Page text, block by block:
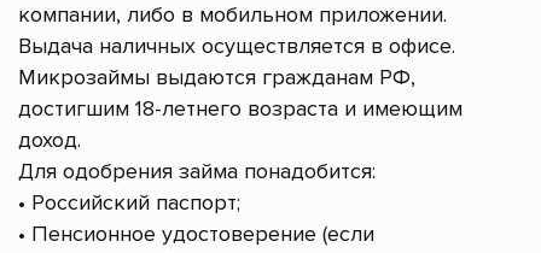
компании, либо в мобильном приложении.
Выдача наличных осуществляется в офисе.
Микрозаймы выдаются гражданам РФ,
достигшим 18-летнего возраста и имеющим
доход.
Для одобрения займа понадобится:
• Российский паспорт;
• Пенсионное удостоверение (если